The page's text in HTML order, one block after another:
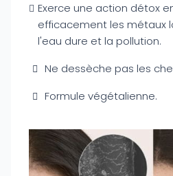
Exerce une action détox
efficacement les métaux
l'eau dure et la pollution.
Ne dessèche pas les
Formule végétalienne.